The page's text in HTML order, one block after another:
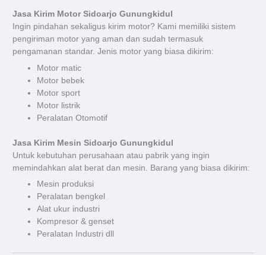
Jasa Kirim Motor Sidoarjo Gunungkidul
Ingin pindahan sekaligus kirim motor? Kami memiliki sistem
pengiriman motor yang aman dan sudah termasuk
pengamanan standar. Jenis motor yang biasa dikirim:
Motor matic
Motor bebek
Motor sport
Motor listrik
Peralatan Otomotif
Jasa Kirim Mesin Sidoarjo Gunungkidul
Untuk kebutuhan perusahaan atau pabrik yang ingin
memindahkan alat berat dan mesin. Barang yang biasa dikirim:
Mesin produksi
Peralatan bengkel
Alat ukur industri
Kompresor & genset
Peralatan Industri dll